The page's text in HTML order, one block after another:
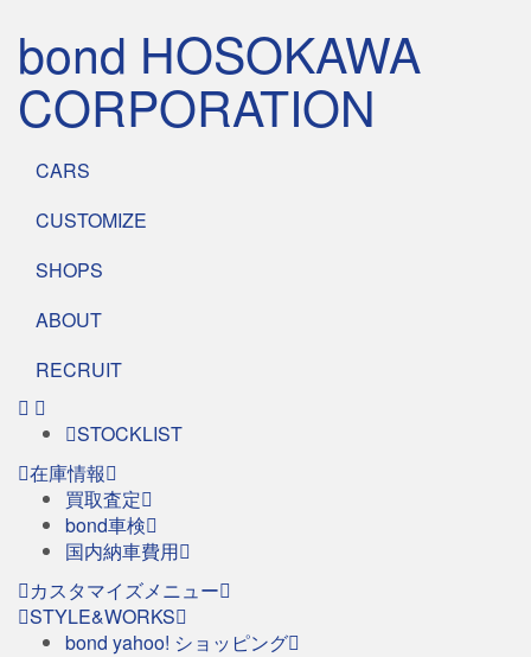
bond HOSOKAWA
CORPORATION
CARS
CUSTOMIZE
SHOPS
ABOUT
RECRUIT
STOCKLIST
在庫情報
買取査定
bond車検
国内納車費用
カスタマイズメニュー
STYLE&WORKS
bond yahoo! ショッピング